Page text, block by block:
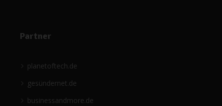
Partner
planetoftech.de
gesündernet.de
businessandmore.de